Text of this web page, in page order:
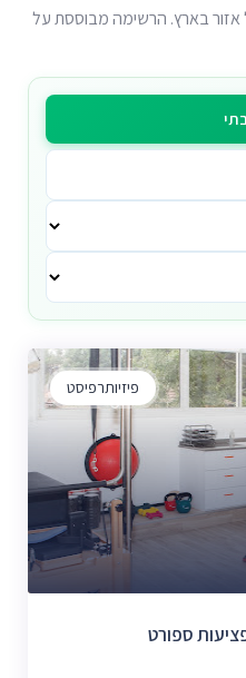
אזור בארץ. הרשימה מבוססת על
פיזיותרפיסט
ספורט